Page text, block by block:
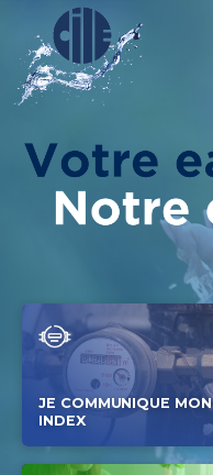
JE COMMUNIQUE MON
INDEX